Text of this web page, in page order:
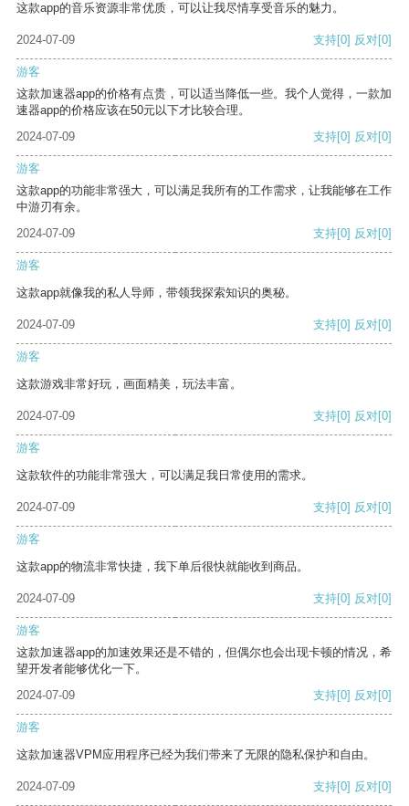
这款app的音乐资源非常优质，可以让我尽情享受音乐的魅力。
2024-07-09 支持[0] 反对[0]
游客
这款加速器app的价格有点贵，可以适当降低一些。我个人觉得，一款加
速器app的价格应该在50元以下才比较合理。
2024-07-09
支持[0] 反对[0]
游客
这款app的功能非常强大，可以满足我所有的工作需求，让我能够在工作
中游刃有余。
2024-07-09
支持[0] 反对[0]
游客
这款app就像我的私人导师，带领我探索知识的奥秘。
2024-07-09 支持[0] 反对[0]
游客
这款游戏非常好玩，画面精美，玩法丰富。
2024-07-09 支持[0] 反对[0]
游客
这款软件的功能非常强大，可以满足我日常使用的需求。
2024-07-09 支持[0] 反对[0]
游客
这款app的物流非常快捷，我下单后很快就能收到商品。
2024-07-09 支持[0] 反对[0]
游客
这款加速器app的加速效果还是不错的，但偶尔也会出现卡顿的情况，希
望开发者能够优化一下。
2024-07-09
支持[0] 反对[0]
游客
这款加速器VPM应用程序已经为我们带来了无限的隐私保护和自由。
2024-07-09 支持[0] 反对[0]